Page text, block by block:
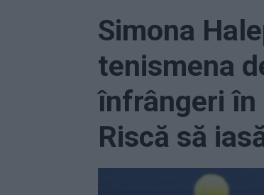
Simona
tenismena
înfrângeri
Riscă să